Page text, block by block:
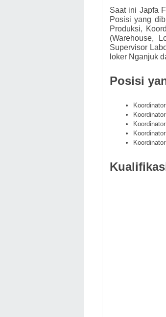
Saat ini Japfa
Posisi yang
Produksi,
(Warehouse,
Supervisor
loker Nganjuk
Posisi